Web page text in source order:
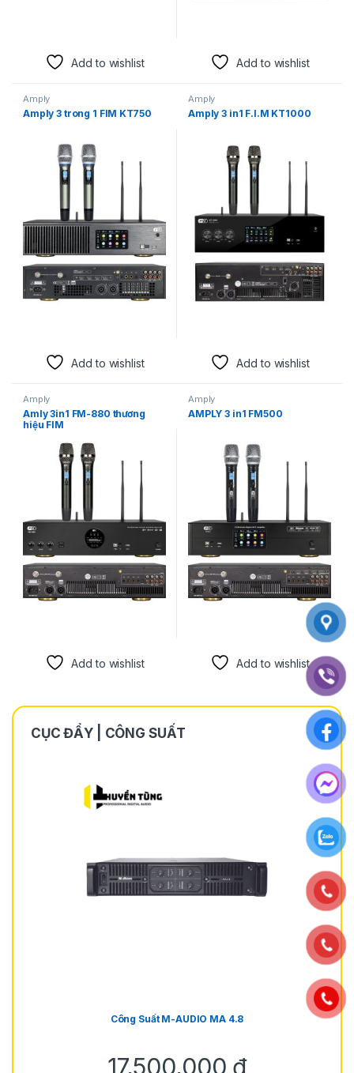
Add to wishlist Add to wishlist
Amply
Amply 3 trong 1 FIM KT750
Add to wishlist
Amply
Amply 3 in1 F.I.M KT1000
Add to wishlist
Amply
Amly 3in1 FM-880 thương
hiệu FIM
Add to wishlist
Amply
AMPLY 3 in1 FM500
Add to wishlist
CỤC ĐẨY | CÔNG SUẤT
Công Suất M-AUDIO MA 4.8
17,500,000 ₫